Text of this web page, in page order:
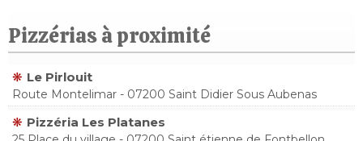
Pizzérias à proximité
Le Pirlouit
Route Montelimar - 07200 Saint Didier Sous Aubenas
Pizzéria Les Platanes